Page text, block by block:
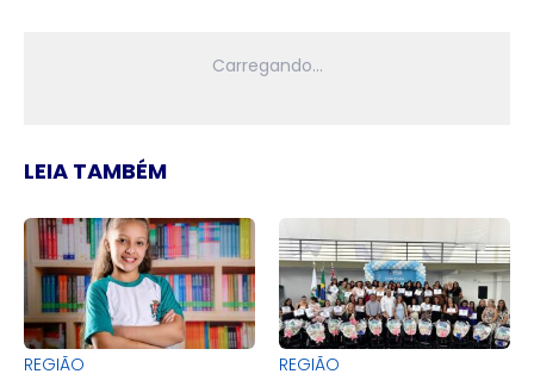
LEIA TAMBÉM
REGIÃO REGIÃO